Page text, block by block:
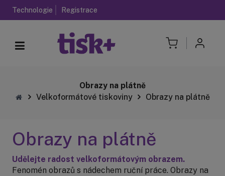
Technologie Registrace
Obrazy na plátně
Velkoformátové tiskoviny
Obrazy na plátně
Obrazy na plátně
Udělejte radost velkoformátovým obrazem.
Fenomén obrazů s nádechem ruční práce. Obrazy na